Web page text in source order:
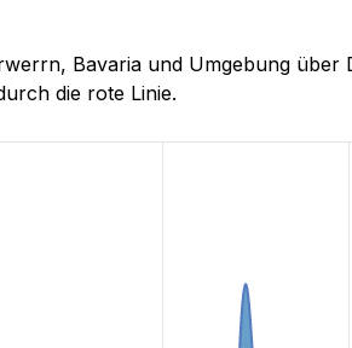
Bavaria und Umgebung über
die rote Linie.